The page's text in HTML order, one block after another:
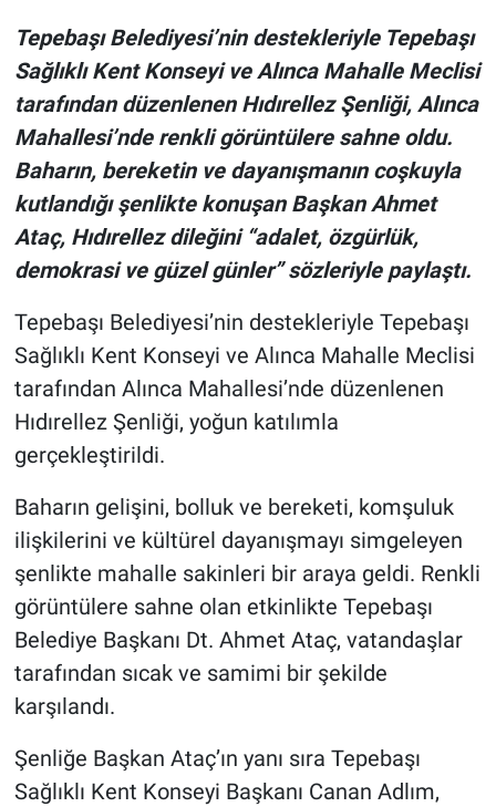
Tepebaşı Belediyesi’nin destekleriyle Tepebaşı
Sağlıklı Kent Konseyi ve Alınca Mahalle Meclisi
tarafından düzenlenen Hıdırellez Şenliği, Alınca
Mahallesi’nde renkli görüntülere sahne oldu.
Baharın, bereketin ve dayanışmanın coşkuyla
kutlandığı şenlikte konuşan Başkan Ahmet
Ataç, Hıdırellez dileğini “adalet, özgürlük,
demokrasi ve güzel günler” sözleriyle paylaştı.
Tepebaşı Belediyesi’nin destekleriyle Tepebaşı
Sağlıklı Kent Konseyi ve Alınca Mahalle Meclisi
tarafından Alınca Mahallesi’nde düzenlenen
Hıdırellez Şenliği, yoğun katılımla
gerçekleştirildi.
Baharın gelişini, bolluk ve bereketi, komşuluk
ilişkilerini ve kültürel dayanışmayı simgeleyen
şenlikte mahalle sakinleri bir araya geldi. Renkli
görüntülere sahne olan etkinlikte Tepebaşı
Belediye Başkanı Dt. Ahmet Ataç, vatandaşlar
tarafından sıcak ve samimi bir şekilde
karşılandı.
Şenliğe Başkan Ataç’ın yanı sıra Tepebaşı
Sağlıklı Kent Konseyi Başkanı Canan Adlım,
Çevre
Yerel
Magazin
Bilim ve Teknoloji